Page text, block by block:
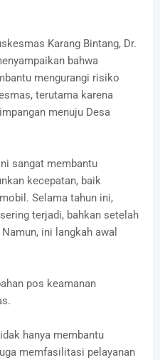
Karang Bintang, Dr.
bahwa
mengurangi risiko
terutama karena
menuju Desa
sangat membantu
kecepatan, baik
Selama tahun ini,
terjadi, bahkan setelah
ini langkah awal
pos keamanan
hanya membantu
memfasilitasi pelayanan